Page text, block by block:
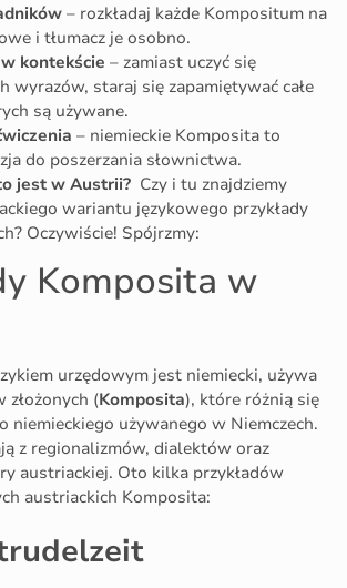
– rozkładaj każde Kompositum na
i tłumacz je osobno.
kontekście – zamiast uczyć się
wyrazów, staraj się zapamiętywać całe
są używane.
– niemieckie Komposita to
do poszerzania słownictwa.
jest w Austrii? Czy i tu znajdziemy
wariantu językowego przykłady
Oczywiście! Spójrzmy:
Komposita w
urzędowym jest niemiecki, używa
(Komposita), które różnią się
niemieckiego używanego w Niemczech.
z regionalizmów, dialektów oraz
austriackiej. Oto kilka przykładów
austriackich Komposita: